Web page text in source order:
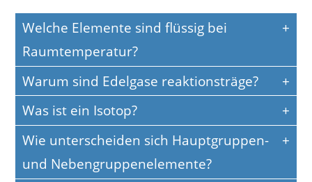
Welche Elemente sind flüssig bei
Raumtemperatur?
Warum sind Edelgase reaktionsträge?
Was ist ein Isotop?
Wie unterscheiden sich Hauptgruppen-
und Nebengruppenelemente?